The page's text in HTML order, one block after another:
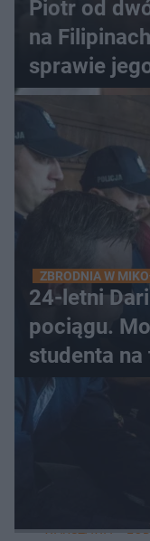
Piotr od
na
sprawie
ZBRODNIA W
24-letni
pociągu.
studenta na
WARSZAWA